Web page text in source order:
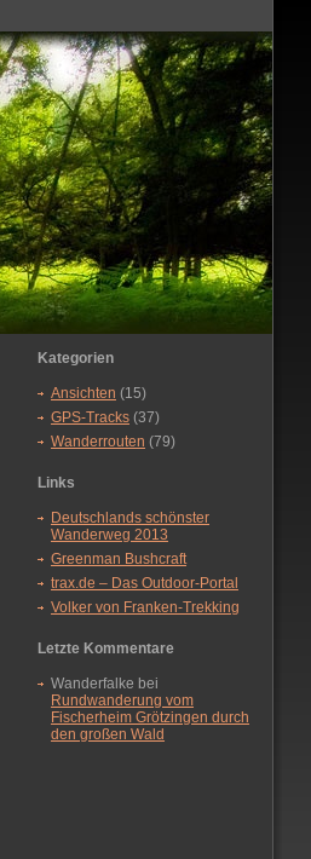
Kategorien
Ansichten (15)
GPS-Tracks (37)
Wanderrouten (79)
Links
Deutschlands schönster
Wanderweg 2013
Greenman Bushcraft
trax.de – Das Outdoor-Portal
Volker von Franken-Trekking
Letzte Kommentare
Wanderfalke bei
Rundwanderung vom
Fischerheim Grötzingen durch
den großen Wald